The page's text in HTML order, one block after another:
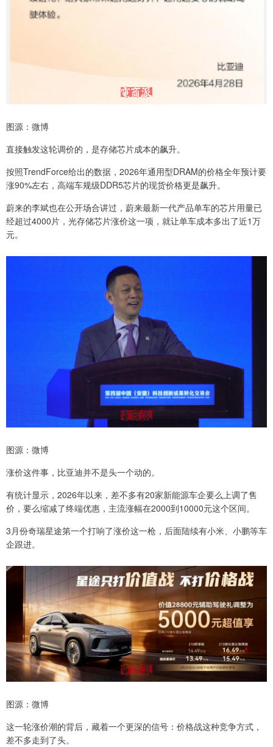
图源：微博
直接触发这轮调价的，是存储芯片成本的飙升。
按照TrendForce给出的数据，2026年通用型DRAM的价格全年预计要
涨90%左右，高端车规级DDR5芯片的现货价格更是飙升。
蔚来的李斌也在公开场合讲过，蔚来最新一代产品单车的芯片用量已
经超过4000片，光存储芯片涨价这一项，就让单车成本多出了近1万
元。
图源：微博
涨价这件事，比亚迪并不是头一个动的。
有统计显示，2026年以来，差不多有20家新能源车企要么上调了售
价，要么缩减了终端优惠，主流涨幅在2000到10000元这个区间。
3月份奇瑞星途第一个打响了涨价这一枪，后面陆续有小米、小鹏等车
企跟进。
图源：微博
这一轮涨价潮的背后，藏着一个更深的信号：价格战这种竞争方式，
差不多走到了头。